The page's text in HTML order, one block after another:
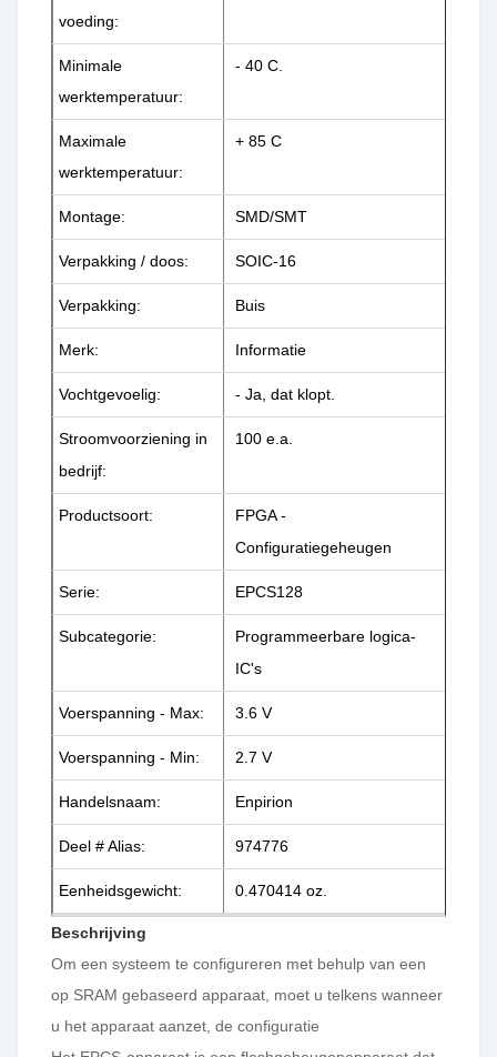
voeding:
Minimale
werktemperatuur:
- 40 C.
Maximale
werktemperatuur:
+ 85 C
Montage: SMD/SMT
Verpakking / doos: SOIC-16
Verpakking: Buis
Merk: Informatie
Vochtgevoelig: - Ja, dat klopt.
Stroomvoorziening in
bedrijf:
100 e.a.
Productsoort:
FPGA -
Configuratiegeheugen
Serie: EPCS128
Subcategorie:
Programmeerbare logica-
IC's
Voerspanning - Max: 3.6 V
Voerspanning - Min: 2.7 V
Handelsnaam: Enpirion
Deel # Alias: 974776
Eenheidsgewicht: 0.470414 oz.
Beschrijving
Om een systeem te configureren met behulp van een
op SRAM gebaseerd apparaat, moet u telkens wanneer
u het apparaat aanzet, de configuratie